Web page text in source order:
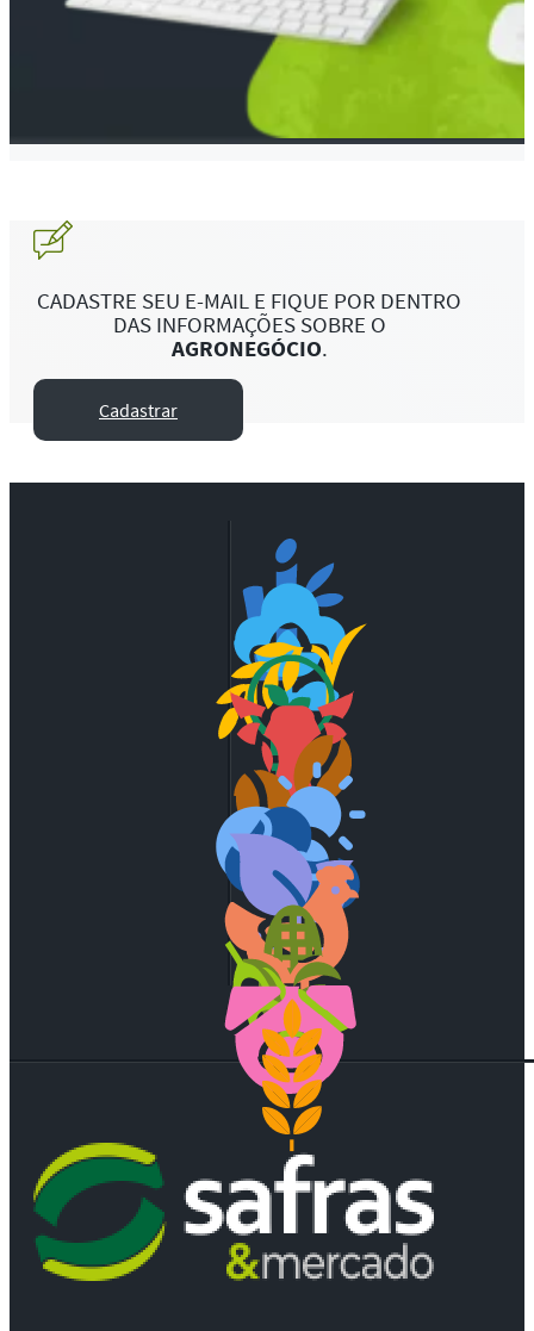
CADASTRE SEU E-MAIL E FIQUE POR DENTRO
DAS INFORMAÇÕES SOBRE O
AGRONEGÓCIO.
Cadastrar